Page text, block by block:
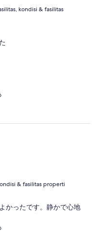
kondisi & fasilitas
& fasilitas properti
かったです。静かで心地